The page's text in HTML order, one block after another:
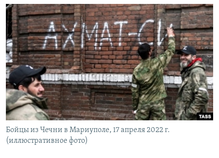
поиску
СЕВЕР.РЕАЛИИ
СИБИРЬ.РЕАЛИИ
РАСПИСАНИЕ ВЕЩАНИЯ
ПОДПИШИТЕСЬ НА РАССЫЛКУ
СОЦИАЛЬНЫЕ СЕТИ
Бойцы из Чечни в Мариуполе, 17 апреля 2022 г.
(иллюстративное фото)